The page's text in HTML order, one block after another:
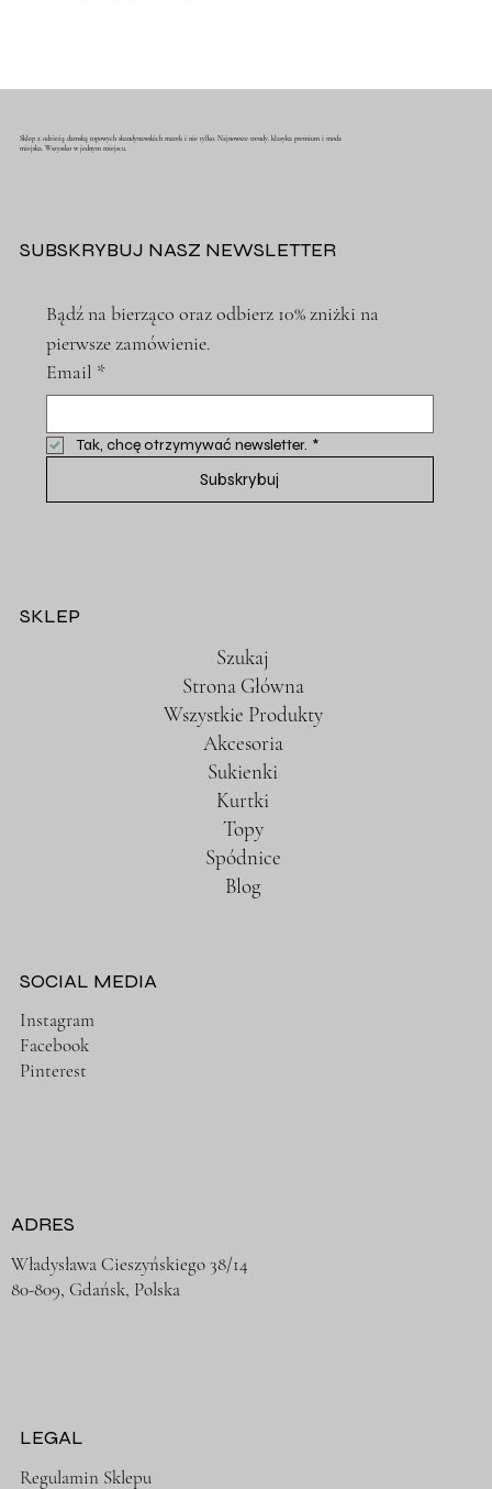
Sklep z odzieżą damską topowych skandynawskich marek i nie tylko. Najnowsze trendy, klasyka premium i moda
miejska. Wszystko w jednym miejscu.
SUBSKRYBUJ NASZ NEWSLETTER
Bądź na bierząco oraz odbierz 10% zniżki na
pierwsze zamówienie.
Email *
Tak, chcę otrzymywać newsletter. *
Subskrybuj
SKLEP
Szukaj
Strona Główna
Wszystkie Produkty
Akcesoria
Sukienki
Kurtki
Topy
Spódnice
Blog
LEGAL
Regulamin Sklepu
ADRES
Władysława Cieszyńskiego 38/14
80-809, Gdańsk, Polska
SOCIAL MEDIA
Instagram
Facebook
Pinterest